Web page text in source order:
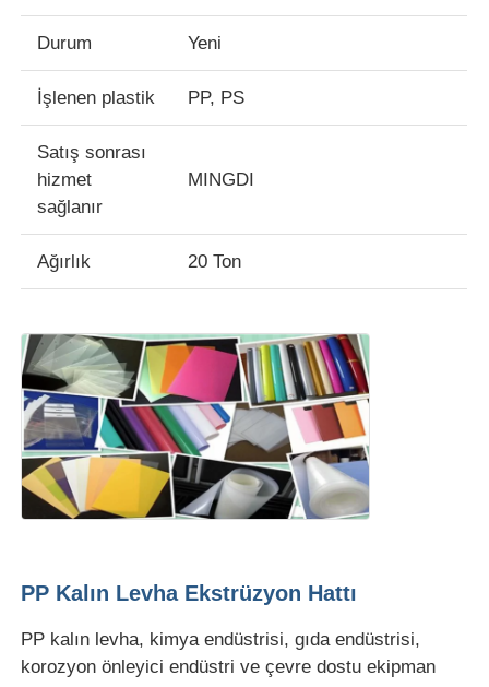
Evde
Ürün
Hakkımızda
Fabrika Turu
Kalite Kontrol
Bizimle İletişim
Haberler
Bir İndirim İste
Pet plaka ekstrüzyon hattı
Durum Yeni
İşlenen plastik PP, PS
Satış sonrası
hizmet
sağlanır
MINGDI
Ağırlık 20 Ton
PP Kalın Levha Ekstrüzyon Hattı
PP kalın levha, kimya endüstrisi, gıda endüstrisi,
korozyon önleyici endüstri ve çevre dostu ekipman